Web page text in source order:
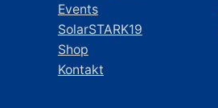
Events
SolarSTARK19
Shop
Kontakt